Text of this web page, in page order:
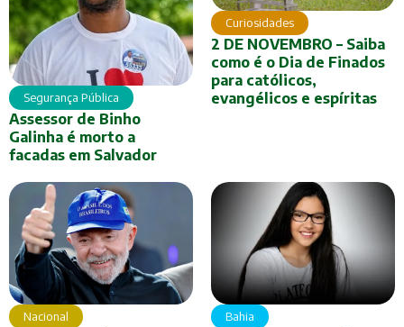
Segurança Pública
Assessor de Binho
Galinha é morto a
facadas em Salvador
Curiosidades
2 DE NOVEMBRO – Saiba
como é o Dia de Finados
para católicos,
evangélicos e espíritas
Nacional Bahia